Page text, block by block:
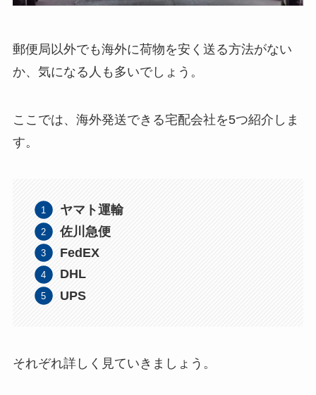
郵便局以外でも海外に荷物を安く送る方法がない
か、気になる人も多いでしょう。
ここでは、海外発送できる宅配会社を5つ紹介しま
す。
ヤマト運輸
佐川急便
FedEX
DHL
UPS
それぞれ詳しく見ていきましょう。